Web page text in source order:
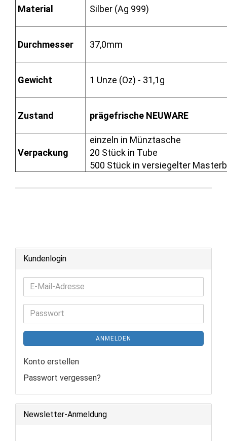
Material Silber (Ag 999)
Durchmesser 37,0mm
Gewicht 1 Unze (Oz) - 31,1g
Zustand prägefrische NEUWARE
Verpackung
einzeln in Münztasche
20 Stück in Tube
500 Stück in versiegelter
Kundenlogin
E-
Mail-
Adresse
Passwort
ANMELDEN
Konto erstellen
Passwort vergessen?
Newsletter-Anmeldung